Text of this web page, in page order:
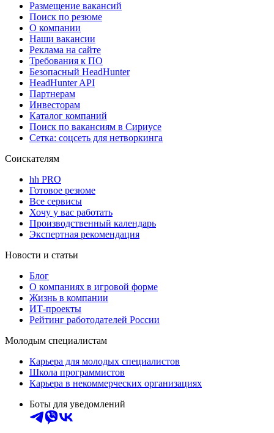
Размещение вакансий
Поиск по резюме
О компании
Наши вакансии
Реклама на сайте
Требования к ПО
Безопасный HeadHunter
HeadHunter API
Партнерам
Инвесторам
Каталог компаний
Поиск по вакансиям в Сириусе
Сетка: соцсеть для нетворкинга
Соискателям
hh PRO
Готовое резюме
Все сервисы
Хочу у вас работать
Производственный календарь
Экспертная рекомендация
Новости и статьи
Блог
О компаниях в игровой форме
Жизнь в компании
ИТ-проекты
Рейтинг работодателей России
Молодым специалистам
Карьера для молодых специалистов
Школа программистов
Карьера в некоммерческих организациях
Боты для уведомлений